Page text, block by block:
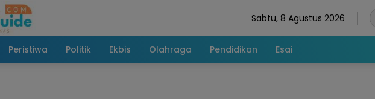
Sabtu, 8 Agustus 2026
Peristiwa Politik Ekbis Olahraga Pendidikan Esai